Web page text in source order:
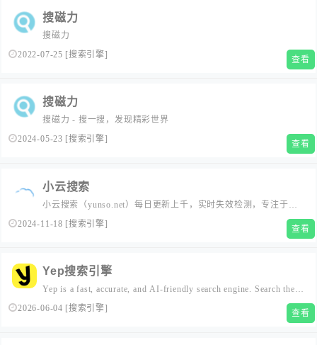
搜磁力
搜磁力
2022-07-25 [搜索引擎] 查看
搜磁力
搜磁力 - 搜一搜，发现精彩世界
2024-05-23 [搜索引擎] 查看
小云搜索
小云搜索（yunso.net）每日更新上千，实时失效检测，专注于收
录全网云盘资源，支持七大网盘搜索支持阿里云盘、夸克网盘、
百度网盘、迅雷网盘、蓝奏云、蓝凑云、天翼云盘等，涵盖：科
保存至自己的综合云盘或者直接下载。夸克云盘,阿里云盘,百度云
盘,迅雷云盘,天翼云盘,彩和云盘,蓝奏云盘资源，直接提供夸克云
盘,阿里云盘,百度云盘,迅雷云盘,天翼云盘,彩和云盘,蓝奏云盘分享
链接，大家可以保存至自己的夸克云盘,阿里云盘,百度云盘,迅雷云
2024-11-18 [搜索引擎] 查看
Yep搜索引擎
Yep is a fast, accurate, and AI-friendly search engine. Search the
web with Yep for quality results powered by our own independent
2026-06-04 [搜索引擎] 查看